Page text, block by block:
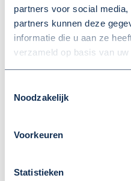
partners voor social
partners kunnen deze
informatie die u aan ze
verzameld op basis van
Noodzakelijk
Voorkeuren
Statistieken
profileren. Na een
wil de stichting het
organiseren. Dit
kapstok en aftrap om
ontwikkeling van
het verrijken van het